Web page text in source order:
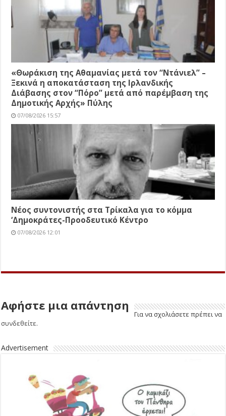
«Θωράκιση της Αθαμανίας μετά τον “Ντάνιελ” –
Ξεκινά η αποκατάσταση της Ιρλανδικής
Διάβασης στον “Πόρο” μετά από παρέμβαση της
Δημοτικής Αρχής» Πύλης
07/08/2026 15:57
Νέος συντονιστής στα Τρίκαλα για το κόμμα
‘Δημοκράτες-Προοδευτικό Κέντρο
07/08/2026 12:01
Αφήστε μια απάντηση
Για να σχολιάσετε πρέπει να
συνδεθείτε.
Advertisement